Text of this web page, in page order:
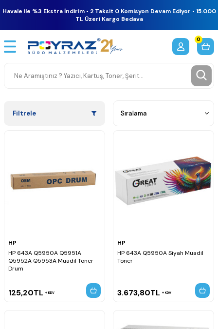
Havale ile %3 Ekstra İndirim • 2 Taksit 0 Komisyon Devam Ediyor • 15.000
TL Üzeri Kargo Bedava
0
Filtrele
HP
HP 643A Q5950A Q5951A
Q5952A Q5953A Muadil Toner
Drum
125,20TL KDV
HP
HP 643A Q5950A Siyah Muadil
Toner
3.673,80TL KDV